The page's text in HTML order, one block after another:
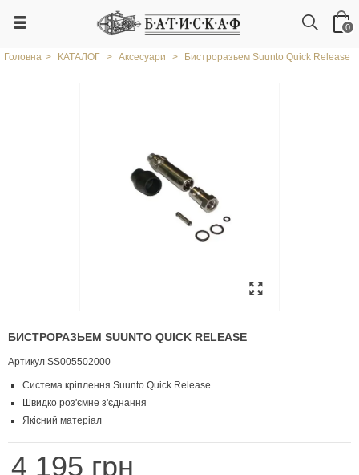
0
Головна > КАТАЛОГ > Аксесуари > Бистроразьем Suunto Quick Release
БИСТРОРАЗЬЕМ SUUNTO QUICK RELEASE
Артикул SS005502000
Система кріплення Suunto Quick Release
Швидко роз'ємне з'єднання
Якісний матеріал
4 195 грн